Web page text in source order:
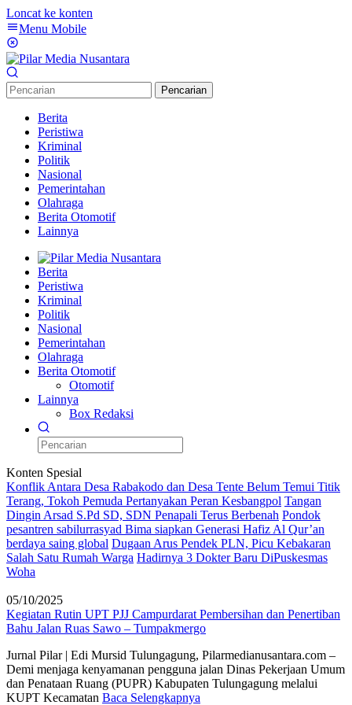
Loncat ke konten
Menu Mobile
Pencarian
Berita
Peristiwa
Kriminal
Politik
Nasional
Pemerintahan
Olahraga
Berita Otomotif
Lainnya
Berita
Peristiwa
Kriminal
Politik
Nasional
Pemerintahan
Olahraga
Berita Otomotif
Otomotif
Lainnya
Box Redaksi
Konten Spesial
Konflik Antara Desa Rabakodo dan Desa Tente Belum Temui Titik
Terang, Tokoh Pemuda Pertanyakan Peran Kesbangpol Tangan
Dingin Arsad S.Pd SD, SDN Penapali Terus Berbenah Pondok
pesantren sabilurrasyad Bima siapkan Generasi Hafiz Al Qur’an
berdaya saing global Dugaan Arus Pendek PLN, Picu Kebakaran
Salah Satu Rumah Warga Hadirnya 3 Dokter Baru DiPuskesmas
Woha
05/10/2025
Kegiatan Rutin UPT PJJ Campurdarat Pembersihan dan Penertiban
Bahu Jalan Ruas Sawo – Tumpakmergo
Jurnal Pilar | Edi Mursid Tulungagung, Pilarmedianusantara.com –
Demi menjaga kenyamanan pengguna jalan Dinas Pekerjaan Umum
dan Penataan Ruang (PUPR) Kabupaten Tulungagung melalui
KUPT Kecamatan Baca Selengkapnya